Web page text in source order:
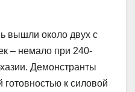
вышли около двух с
– немало при 240-
Демонстранты
готовностью к силовой